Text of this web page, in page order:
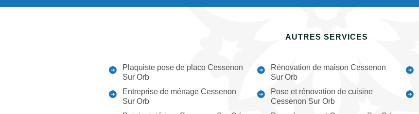
AUTRES SERVICES
Plaquiste pose de placo Cessenon
Sur Orb
Entreprise de ménage Cessenon
Sur Orb
Rénovation de maison Cessenon
Sur Orb
Pose et rénovation de cuisine
Cessenon Sur Orb